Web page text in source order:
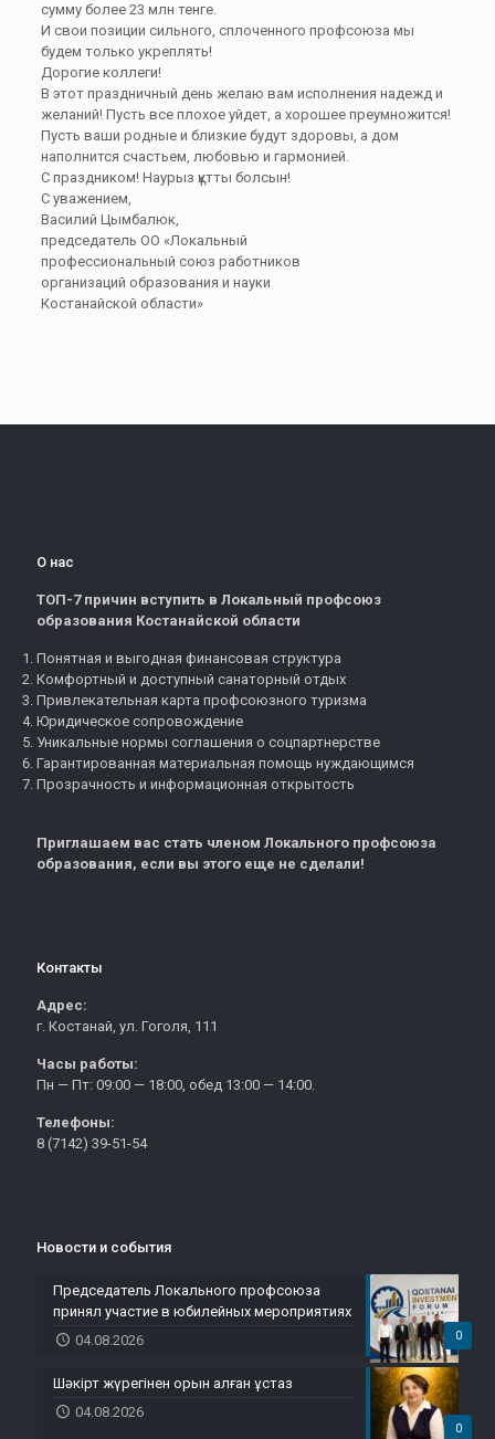
сумму более 23 млн тенге.
И свои позиции сильного, сплоченного профсоюза мы
будем только укреплять!
Дорогие коллеги!
В этот праздничный день желаю вам исполнения надежд и
желаний! Пусть все плохое уйдет, а хорошее преумножится!
Пусть ваши родные и близкие будут здоровы, а дом
наполнится счастьем, любовью и гармонией.
С праздником! Наурыз құтты болсын!
С уважением,
Василий Цымбалюк,
председатель ОО «Локальный
профессиональный союз работников
организаций образования и науки
Костанайской области»
О нас
ТОП-7 причин вступить в Локальный профсоюз
образования Костанайской области
Понятная и выгодная финансовая структура
Комфортный и доступный санаторный отдых
Привлекательная карта профсоюзного туризма
Юридическое сопровождение
Уникальные нормы соглашения о соцпартнерстве
Гарантированная материальная помощь нуждающимся
Прозрачность и информационная открытость
Приглашаем вас стать членом Локального профсоюза
образования, если вы этого еще не сделали!
Контакты
Адрес:
г. Костанай, ул. Гоголя, 111
Часы работы:
Пн — Пт: 09:00 — 18:00, обед 13:00 — 14:00.
Телефоны:
8 (7142) 39-51-54
Новости и события
0
Председатель Локального профсоюза
принял участие в юбилейных мероприятиях
04.08.2026
0
Шәкірт жүрегінен орын алған ұстаз
04.08.2026